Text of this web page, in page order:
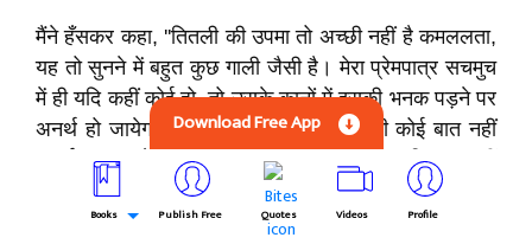
मैंने हँसकर कहा, ''तितली की उपमा तो अच्छी नहीं है कमललता,
यह तो सुनने में बहुत कुछ गाली जैसी है। मेरा प्रेमपात्र सचमुच
में ही यदि कहीं कोई हो, तो उसके कानों में इसकी भनक पड़ने पर
अनर्थ हो जायेगा।'' वैष्णवी हँसी, बोली, ''डर की कोई बात नहीं
गुसाईं, वास्तव में यदि कोई होगी, तो मेरी बात का वह विश्वास नहीं
करेगी, और तुम्हारी मधुमिश्रित चालाकी भी वह जीवन-भर नहीं
पकड़ सकेगी।''
Download Free App
Books Publish Free Quotes Videos Profile